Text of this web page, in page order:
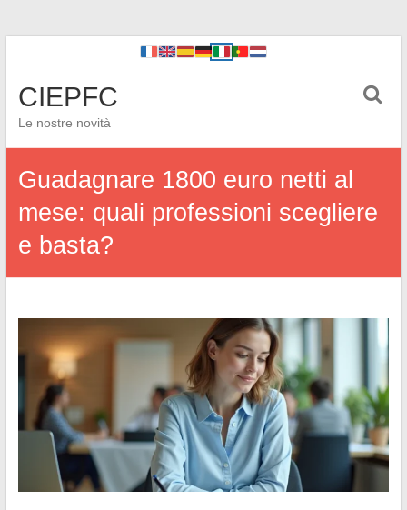
CIEPFC
Le nostre novità
Guadagnare 1800 euro netti al
mese: quali professioni scegliere
e basta?